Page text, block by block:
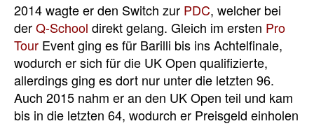
2014 wagte er den Switch zur PDC, welcher bei
derQ-School direkt gelang. Gleich im ersten Pro
Tour Event ging es für Barilli bis ins Achtelfinale,
wodurch er sich für die UK Open qualifizierte,
allerdings ging es dort nur unter die letzten 96.
Auch 2015 nahm er an den UK Open teil und kam
bis in die letzten 64, wodurch er Preisgeld einholen